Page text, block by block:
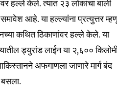
हल्ले केले. त्यात २३ लोकांचा बाली
आहे. या हल्ल्यांना प्रत्युत्तर
कथित ठिकाणांवर हल्ले केले. या
ड्युरांड लाईन या २,६००
अफगाणला जाणारे मार्ग बंद